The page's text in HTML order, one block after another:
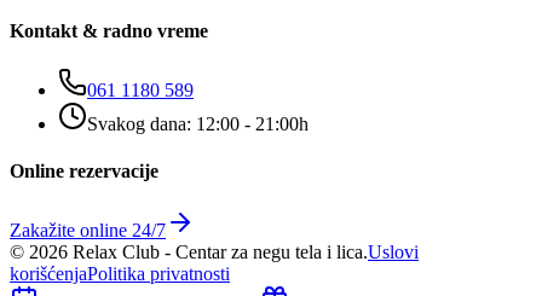
Kontakt & radno vreme
061 1180 589
Svakog dana: 12:00 - 21:00h
Online rezervacije
Zakažite online 24/7
© 2026 Relax Club - Centar za negu tela i lica.Uslovi
korišćenjaPolitika privatnosti